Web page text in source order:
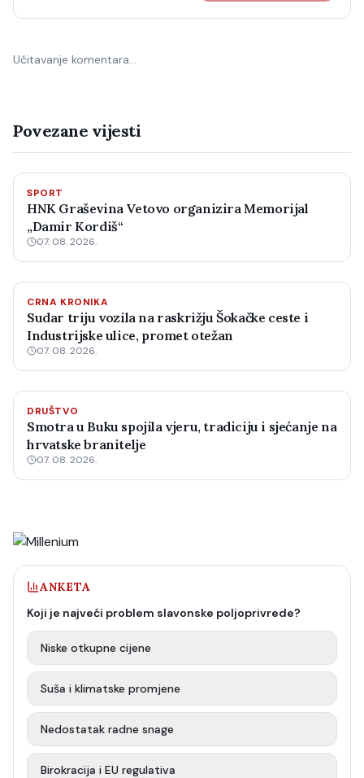
Učitavanje komentara…
Povezane vijesti
SPORT
HNK Graševina Vetovo organizira Memorijal
„Damir Kordiš“
07. 08. 2026.
CRNA KRONIKA
Sudar triju vozila na raskrižju Šokačke ceste i
Industrijske ulice, promet otežan
07. 08. 2026.
DRUŠTVO
Smotra u Buku spojila vjeru, tradiciju i sjećanje na
hrvatske branitelje
07. 08. 2026.
ANKETA
Koji je najveći problem slavonske poljoprivrede?
Niske otkupne cijene
Suša i klimatske promjene
Nedostatak radne snage
Birokracija i EU regulativa